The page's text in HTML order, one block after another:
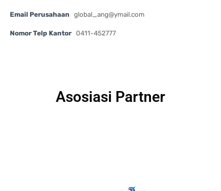
Email Perusahaan global_ang@ymail.com
Nomor Telp Kantor 0411-452777
Asosiasi Partner